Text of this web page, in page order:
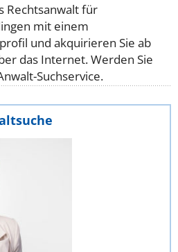
Rechtsanwalt für
mit einem
und akquirieren Sie ab
das Internet. Werden Sie
Suchservice.